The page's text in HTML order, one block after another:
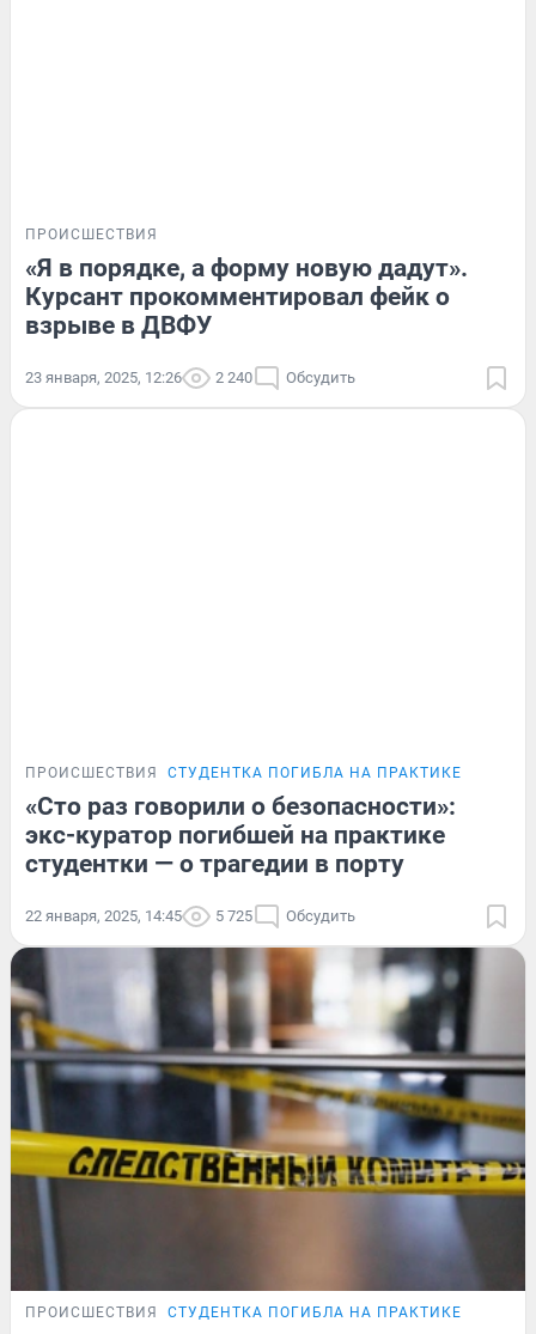
ПРОИСШЕСТВИЯ
«Я в порядке, а форму новую дадут».
Курсант прокомментировал фейк о
взрыве в ДВФУ
23 января, 2025, 12:26 2 240 Обсудить
ПРОИСШЕСТВИЯ СТУДЕНТКА ПОГИБЛА НА ПРАКТИКЕ
«Сто раз говорили о безопасности»:
экс-куратор погибшей на практике
студентки — о трагедии в порту
22 января, 2025, 14:45 5 725 Обсудить
ПРОИСШЕСТВИЯ СТУДЕНТКА ПОГИБЛА НА ПРАКТИКЕ